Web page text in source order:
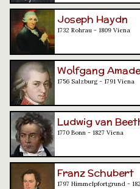
Joseph Haydn
1732 Rohrau - 1809 Viena
Wolfgang
1756 Salzburg - 1791 Viena
Ludwig van
1770 Bonn - 1827 Viena
Franz Schubert
1797 Himmelpfortgrund -